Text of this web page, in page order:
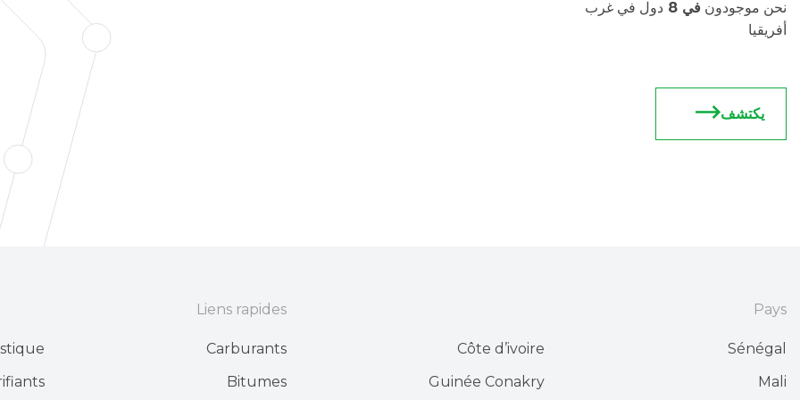
نحن موجودون في 8
أفريقيا
يكتشف
Pays
Sénégal
Côte d’ivoire
Mali
Guinée Conakry
Liens rapides
Carburants
Bitumes